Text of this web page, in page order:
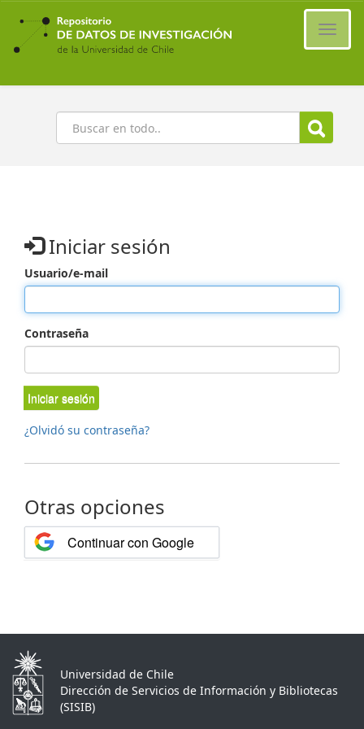
Ir
contenido
principal
Buscar
Iniciar sesión
Usuario/e-mail
Contraseña
Iniciar sesión
¿Olvidó su contraseña?
Otras opciones
Continuar con Google
Universidad de Chile
Dirección de Servicios de Información y Bibliotecas
(SISIB)